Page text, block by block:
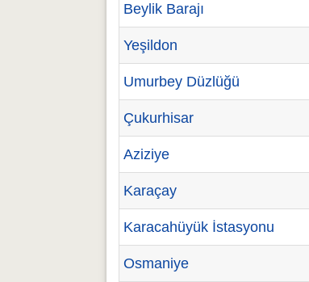
Beylik Barajı
Yeşildon
Umurbey Düzlüğü
Çukurhisar
Aziziye
Karaçay
Karacahüyük İstasyonu
Osmaniye